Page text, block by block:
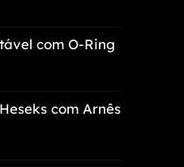
com O-Ring
com Arnês